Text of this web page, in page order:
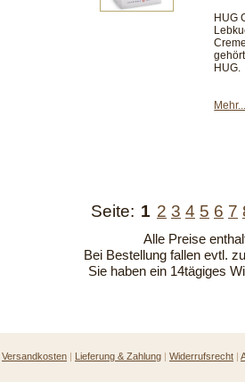
HUG
HUG.
Seite: 1 2 3 4 5 6 7
Alle Preise
Bei Bestellung fallen evtl.
Sie haben ein 14tägiges
Versandkosten | Lieferung & Zahlung | Widerrufsrecht |